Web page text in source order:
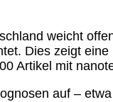
weicht
Dies zeigt
Artikel mit
auf –